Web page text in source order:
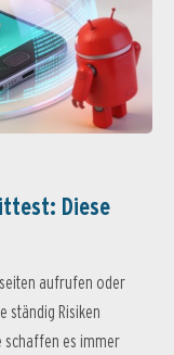
Diese
aufrufen oder
ständig Risiken
schaffen es immer